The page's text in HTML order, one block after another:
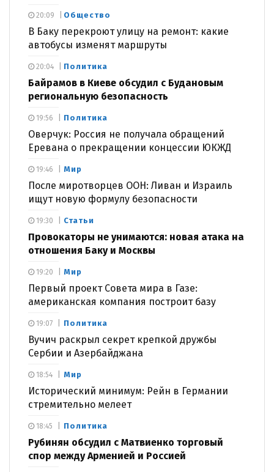
Общество
В Баку перекроют улицу на ремонт: какие
автобусы изменят маршруты
20:09
Политика
Байрамов в Киеве обсудил с Будановым
региональную безопасность
20:04
Политика
Оверчук: Россия не получала обращений
Еревана о прекращении концессии ЮКЖД
19:56
Мир
После миротворцев ООН: Ливан и Израиль
ищут новую формулу безопасности
19:46
Статьи
Провокаторы не унимаются: новая атака на
отношения Баку и Москвы
19:30
Мир
Первый проект Совета мира в Газе:
американская компания построит базу
19:20
Политика
Вучич раскрыл секрет крепкой дружбы
Сербии и Азербайджана
19:07
Мир
Исторический минимум: Рейн в Германии
стремительно мелеет
18:54
Политика
Рубинян обсудил с Матвиенко торговый
спор между Арменией и Россией
18:45